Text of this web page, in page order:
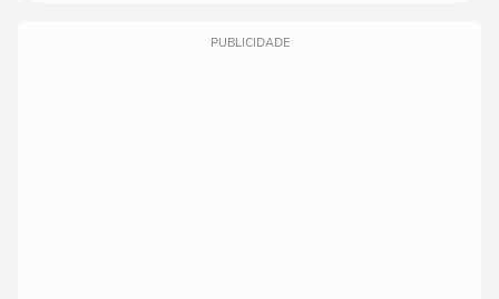
PUBLICIDADE